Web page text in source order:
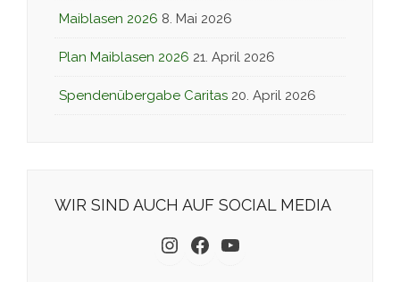
Maiblasen 2026 8. Mai 2026
Plan Maiblasen 2026 21. April 2026
Spendenübergabe Caritas 20. April 2026
WIR SIND AUCH AUF SOCIAL MEDIA
Instagram Facebook YouTube